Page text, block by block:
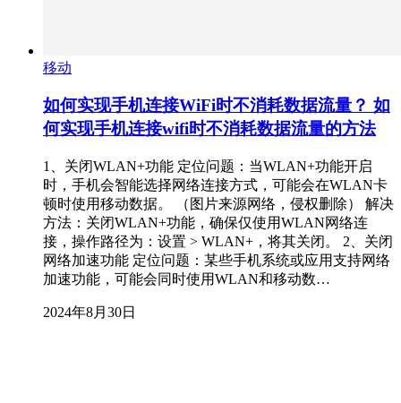
移动
如何实现手机连接WiFi时不消耗数据流量？ 如
何实现手机连接wifi时不消耗数据流量的方法
1、关闭WLAN+功能 定位问题：当WLAN+功能开启
时，手机会智能选择网络连接方式，可能会在WLAN卡
顿时使用移动数据。 （图片来源网络，侵权删除） 解决
方法：关闭WLAN+功能，确保仅使用WLAN网络连
接，操作路径为：设置 > WLAN+，将其关闭。 2、关闭
网络加速功能 定位问题：某些手机系统或应用支持网络
加速功能，可能会同时使用WLAN和移动数…
2024年8月30日